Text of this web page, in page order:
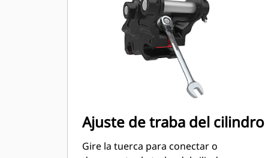
Ajuste de traba del cilindro
Gire la tuerca para conectar o